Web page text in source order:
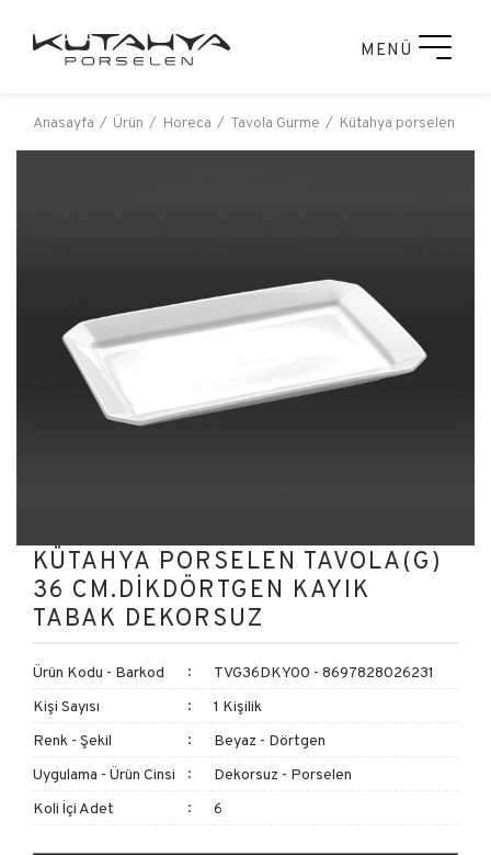
MENÜ
Anasayfa Ürün Horeca Tavola Gurme Kütahya porselen
KÜTAHYA PORSELEN TAVOLA(G)
36 CM.DİKDÖRTGEN KAYIK
TABAK DEKORSUZ
Ürün Kodu - Barkod
TVG36DKY00 - 8697828026231
Kişi Sayısı
1 Kişilik
Renk - Şekil
Beyaz - Dörtgen
Uygulama - Ürün Cinsi
Dekorsuz - Porselen
Koli İçi Adet
6